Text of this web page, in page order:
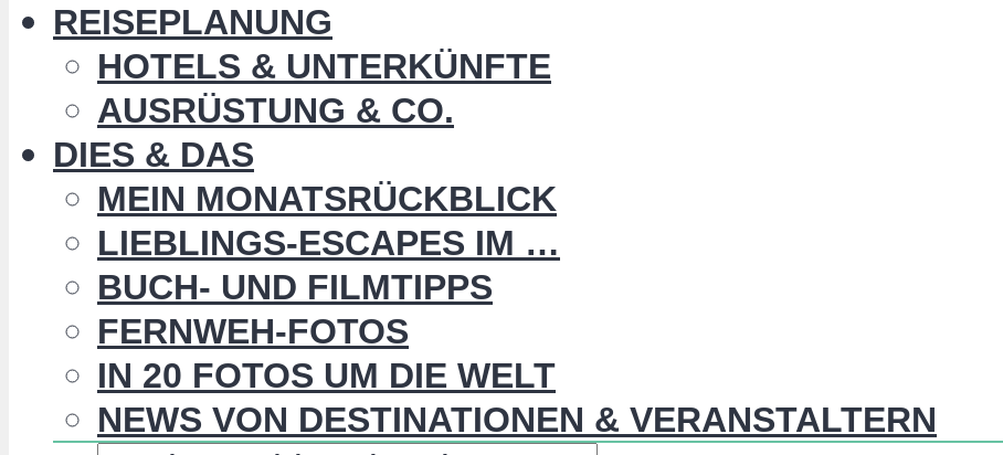
REISEPLANUNG
HOTELS & UNTERKÜNFTE
AUSRÜSTUNG & CO.
DIES & DAS
MEIN MONATSRÜCKBLICK
LIEBLINGS-ESCAPES IM …
BUCH- UND FILMTIPPS
FERNWEH-FOTOS
IN 20 FOTOS UM DIE WELT
NEWS VON DESTINATIONEN & VERANSTALTERN